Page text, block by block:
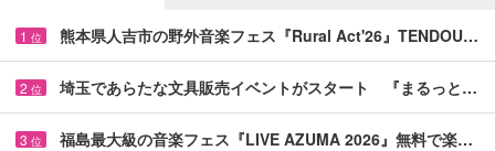
1 位 熊本県人吉市の野外音楽フェス『Rural Act'26』TENDOU…
2 位 埼玉であらたな文具販売イベントがスタート 『まるっと…
3 位 福島最大級の音楽フェス『LIVE AZUMA 2026』無料で楽…